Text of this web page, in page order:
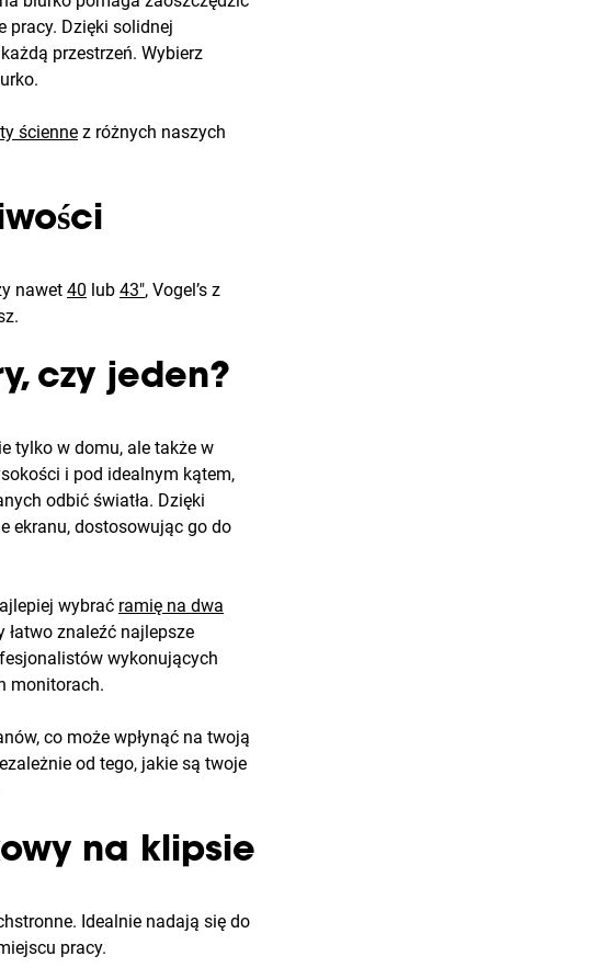
pracy. Dzięki solidnej
przestrzeń. Wybierz
ścienne z różnych naszych
nawet 40 lub 43", Vogel’s z
czy jeden?
tylko w domu, ale także w
i pod idealnym kątem,
odbić światła. Dzięki
ekranu, dostosowując go do
wybrać ramię na dwa
znaleźć najlepsze
wykonujących
monitorach.
co może wpłynąć na twoją
od tego, jakie są twoje
na klipsie
Idealnie nadają się do
pracy.